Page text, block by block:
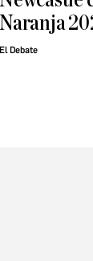
Naranja
El Debate